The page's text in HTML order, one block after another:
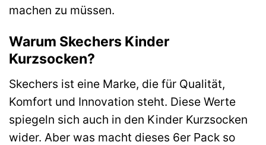
machen zu müssen.
Warum Skechers Kinder
Kurzsocken?
Skechers ist eine Marke, die für Qualität,
Komfort und Innovation steht. Diese Werte
spiegeln sich auch in den Kinder Kurzsocken
wider. Aber was macht dieses 6er Pack so